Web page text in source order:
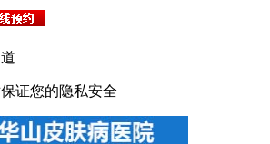
证您的隐私安全